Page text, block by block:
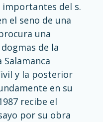
del s.
el seno de una
una
de la
Salamanca
y la posterior
en su
recibe el
por su obra